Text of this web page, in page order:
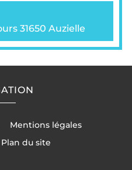
31650 Auzielle
Mentions légales
Plan du site